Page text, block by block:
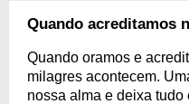
Quando acreditamos
Quando oramos e
milagres acontecem.
nossa alma e deixa tudo